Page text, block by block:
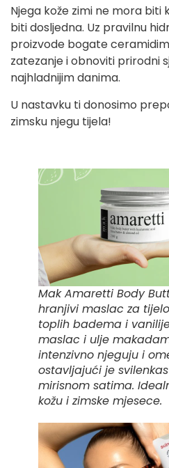
Njega kože zimi ne mora
biti dosljedna. Uz pravilnu
proizvode bogate
zatezanje i obnoviti prirodni
najhladnijim danima.
U nastavku ti donosimo
zimsku njegu tijela!
Mak Amaretti Body
hranjivi maslac za
toplih badema i
maslac i ulje
intenzivno njeguju i
ostavljajući je
mirisnom satima.
kožu i zimske mjesece.